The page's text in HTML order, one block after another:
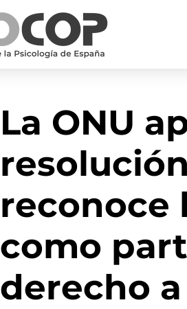
La ONU
reconoce
como
derecho